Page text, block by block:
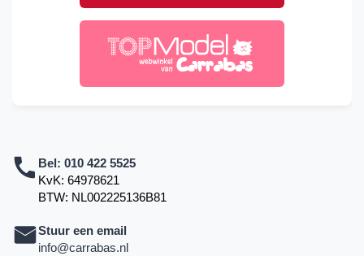
Bel: 010 422 5525
KvK: 64978621
BTW: NL002225136B81
Stuur een email
info@carrabas.nl